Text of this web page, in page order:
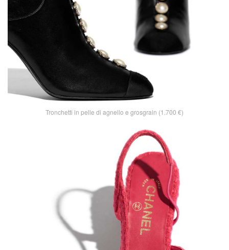
Tronchetti in pelle di agnello e grosgrain (1.700 €)